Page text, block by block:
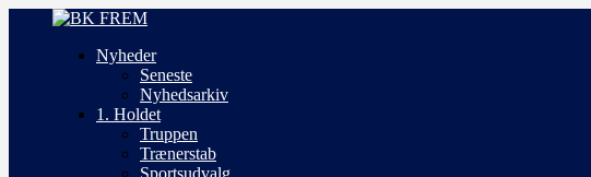
Nyheder
Seneste
Nyhedsarkiv
1. Holdet
Truppen
Trænerstab
Sportsudvalg